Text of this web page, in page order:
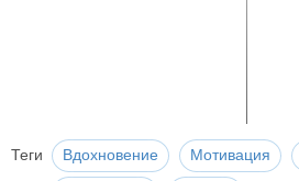
Теги Вдохновение Мотивация